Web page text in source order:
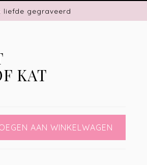
liefde gegraveerd
KAT
AAN WINKELWAGEN